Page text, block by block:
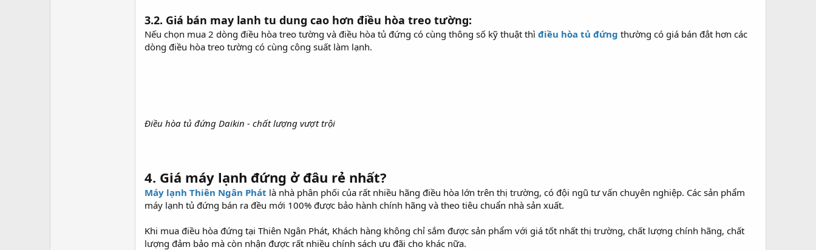
3.2. Giá bán may lanh tu dung cao hơn điều hòa treo tường:
Nếu chọn mua 2 dòng điều hòa treo tường và điều hòa tủ đứng có cùng thông số kỹ thuật thì điều hòa tủ đứng thường có giá bán đắt hơn các
dòng điều hòa treo tường có cùng công suất làm lạnh.
Điều hòa tủ đứng Daikin - chất lượng vượt trội
4. Giá máy lạnh đứng ở đâu rẻ nhất?
Máy lạnh Thiên Ngân Phát là nhà phân phối của rất nhiều hãng điều hòa lớn trên thị trường, có đội ngũ tư vấn chuyên nghiệp. Các sản phẩm
máy lạnh tủ đứng bán ra đều mới 100% được bảo hành chính hãng và theo tiêu chuẩn nhà sản xuất.
Khi mua điều hòa đứng tại Thiên Ngân Phát, Khách hàng không chỉ sắm được sản phẩm với giá tốt nhất thị trường, chất lượng chính hãng, chất
lượng đảm bảo mà còn nhận được rất nhiều chính sách ưu đãi cho khác nữa.